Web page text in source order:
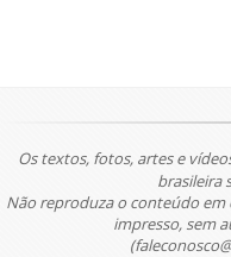
Os textos, fotos, artes e
brasileira
Não reproduza o conteúdo
impresso, sem